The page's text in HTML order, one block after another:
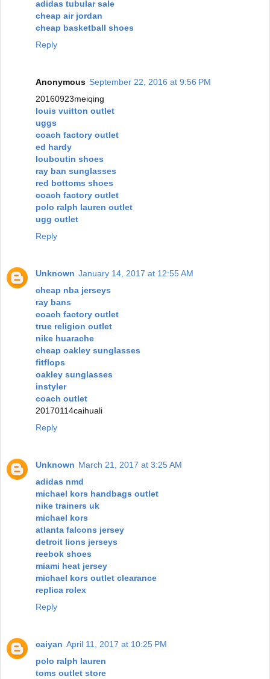
adidas tubular sale
cheap air jordan
cheap basketball shoes
Reply
Anonymous September 22, 2016 at 9:56 PM
20160923meiqing
louis vuitton outlet
uggs
coach factory outlet
ed hardy
louboutin shoes
ray ban sunglasses
red bottoms shoes
coach factory outlet
polo ralph lauren outlet
ugg outlet
Reply
Unknown January 14, 2017 at 12:55 AM
cheap nba jerseys
ray bans
coach factory outlet
true religion outlet
nike huarache
cheap oakley sunglasses
fitflops
oakley sunglasses
instyler
coach outlet
20170114caihuali
Reply
Unknown March 21, 2017 at 3:25 AM
adidas nmd
michael kors handbags outlet
nike trainers uk
michael kors
atlanta falcons jersey
detroit lions jerseys
reebok shoes
miami heat jersey
michael kors outlet clearance
replica rolex
Reply
caiyan April 11, 2017 at 10:25 PM
polo ralph lauren
toms outlet store